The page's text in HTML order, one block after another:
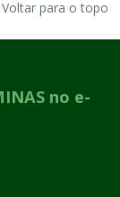
Voltar para o topo
no e-